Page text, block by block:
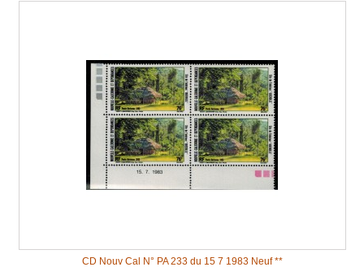
CD Nouv Cal N° PA 233 du 15 7 1983 Neuf **